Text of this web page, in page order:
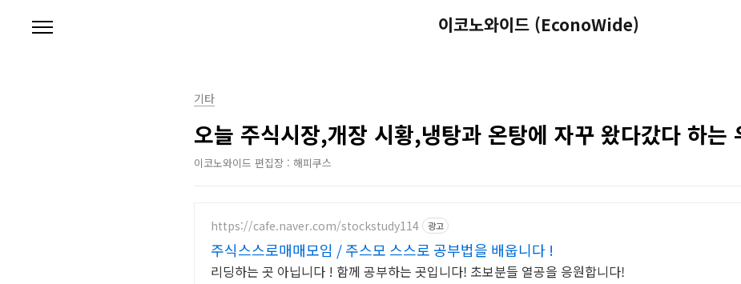
이코노와이드 (EconoWide)
기타
오늘 주식시장,개장 시황,냉탕과 온탕에 자꾸 왔다갔다 하는
이코노와이드 편집장 : 해피쿠스
https://cafe.naver.com/stockstudy114 광고
주식스스로매매모임 / 주스모 스스로 공부법을 배웁니다 !
리딩하는 곳 아닙니다 ! 함께 공부하는 곳입니다! 초보분들 열공을 응원합니다!